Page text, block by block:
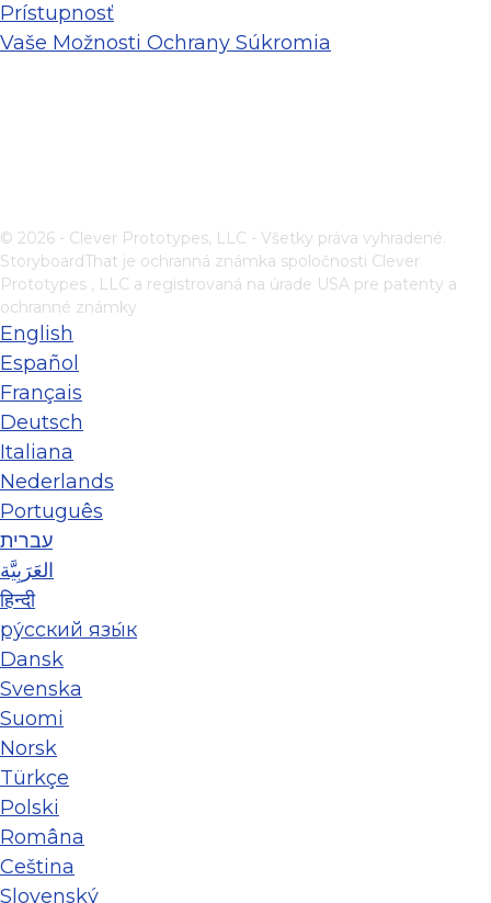
Prístupnosť
Vaše Možnosti Ochrany Súkromia
© 2026 - Clever Prototypes, LLC - Všetky práva vyhradené.
StoryboardThat je ochranná známka spoločnosti Clever
Prototypes , LLC a registrovaná na úrade USA pre patenty a
ochranné známky
English
Español
Français
Deutsch
Italiana
Nederlands
Português
עברית
العَرَبِيَّة
हिन्दी
ру́сский язы́к
Dansk
Svenska
Suomi
Norsk
Türkçe
Polski
Româna
Ceština
Slovenský